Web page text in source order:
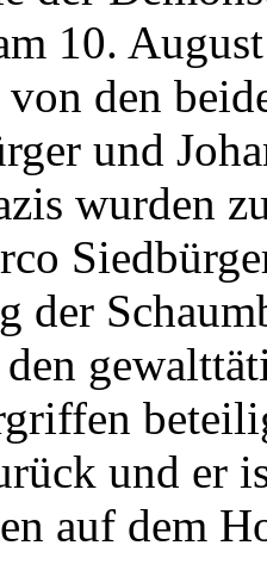
10.
den
und
wurden
der
den
und er
auf dem